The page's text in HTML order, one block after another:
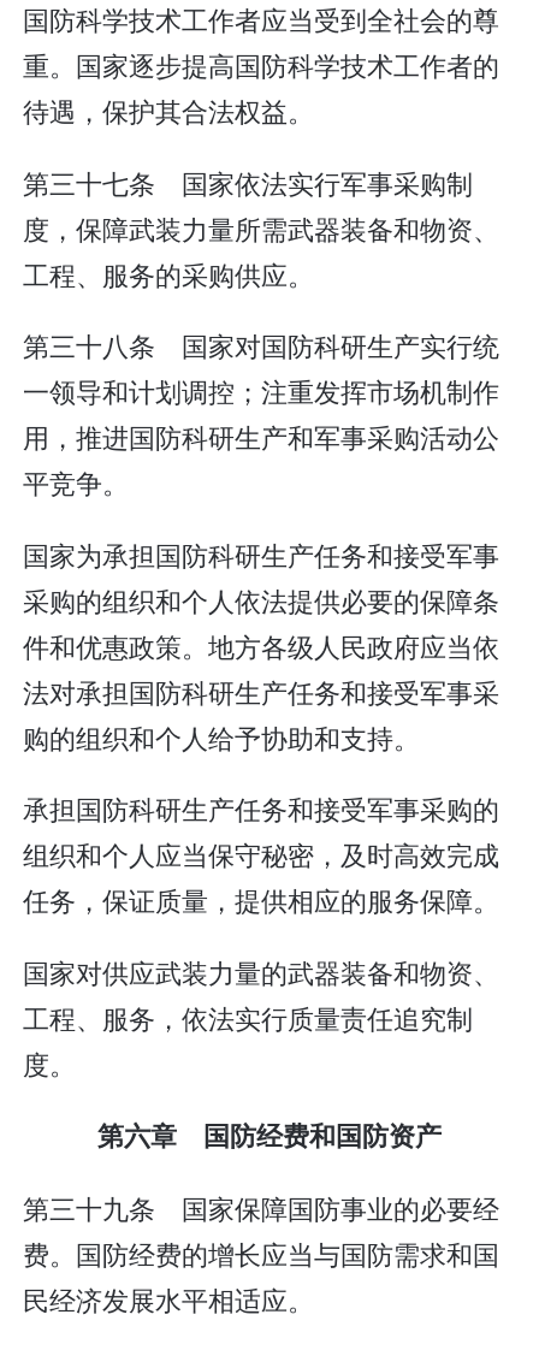
国防科学技术工作者应当受到全社会的尊
重。国家逐步提高国防科学技术工作者的
待遇，保护其合法权益。
第三十七条 国家依法实行军事采购制
度，保障武装力量所需武器装备和物资、
工程、服务的采购供应。
第三十八条 国家对国防科研生产实行统
一领导和计划调控；注重发挥市场机制作
用，推进国防科研生产和军事采购活动公
平竞争。
国家为承担国防科研生产任务和接受军事
采购的组织和个人依法提供必要的保障条
件和优惠政策。地方各级人民政府应当依
法对承担国防科研生产任务和接受军事采
购的组织和个人给予协助和支持。
承担国防科研生产任务和接受军事采购的
组织和个人应当保守秘密，及时高效完成
任务，保证质量，提供相应的服务保障。
国家对供应武装力量的武器装备和物资、
工程、服务，依法实行质量责任追究制
度。
第六章 国防经费和国防资产
第三十九条 国家保障国防事业的必要经
费。国防经费的增长应当与国防需求和国
民经济发展水平相适应。